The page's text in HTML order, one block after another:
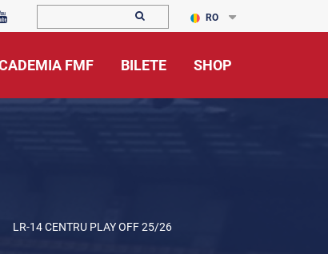
RO
FMF BILETE SHOP
LR-14 CENTRU PLAY OFF 25/26